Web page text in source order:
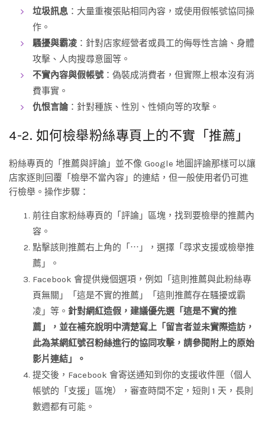
垃圾訊息 ：大量重複張貼相同內容，或使用假帳號協同操
作。
騷擾與霸凌 ：針對店家經營者或員工的侮辱性言論、身體
攻擊、人肉搜尋意圖等。
不實內容與假帳號 ：偽裝成消費者，但實際上根本沒有消
費事實。
仇恨言論：針對種族、性別、性傾向等的攻擊。
4-2. 如何檢舉粉絲專頁上的不實「推薦」
粉絲專頁的「推薦與評論」並不像 Google 地圖評論那樣可以讓
店家逐則回覆「檢舉不當內容」的連結，但一般使用者仍可進
行檢舉。操作步驟：
前往自家粉絲專頁的「評論」區塊，找到要檢舉的推薦內
容。
點擊該則推薦右上角的「⋯」，選擇「尋求支援或檢舉推
薦」。
Facebook 會提供幾個選項，例如「這則推薦與此粉絲專
頁無關」「這是不實的推薦」「這則推薦存在騷擾或霸
凌」等。 針對網紅造假，建議優先選「這是不實的推
薦」，並在補充說明中清楚寫上「留言者並未實際造訪，
此為某網紅號召粉絲進行的協同攻擊，請參閱附上的原始
影片連結」。
提交後，Facebook 會寄送通知到你的支援收件匣（個人
帳號的「支援」區塊），審查時間不定，短則 1 天，長則
數週都有可能。